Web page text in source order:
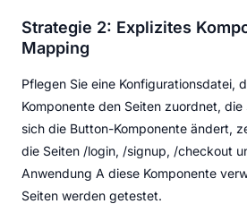
Strategie 2: Explizites
Mapping
Pflegen Sie eine Konfigurationsdatei,
Komponente den Seiten zuordnet,
sich die Button-Komponente ändert,
die Seiten /login, /signup, /checkout
Anwendung A diese Komponente
Seiten werden getestet.